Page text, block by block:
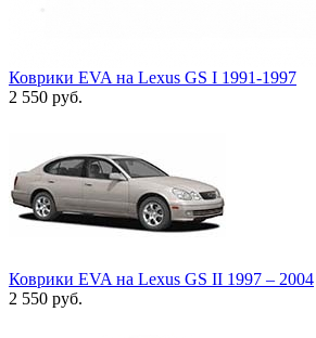
Коврики EVA на Lexus GS I 1991-1997
2 550 руб.
Коврики EVA на Lexus GS II 1997 – 2004
2 550 руб.